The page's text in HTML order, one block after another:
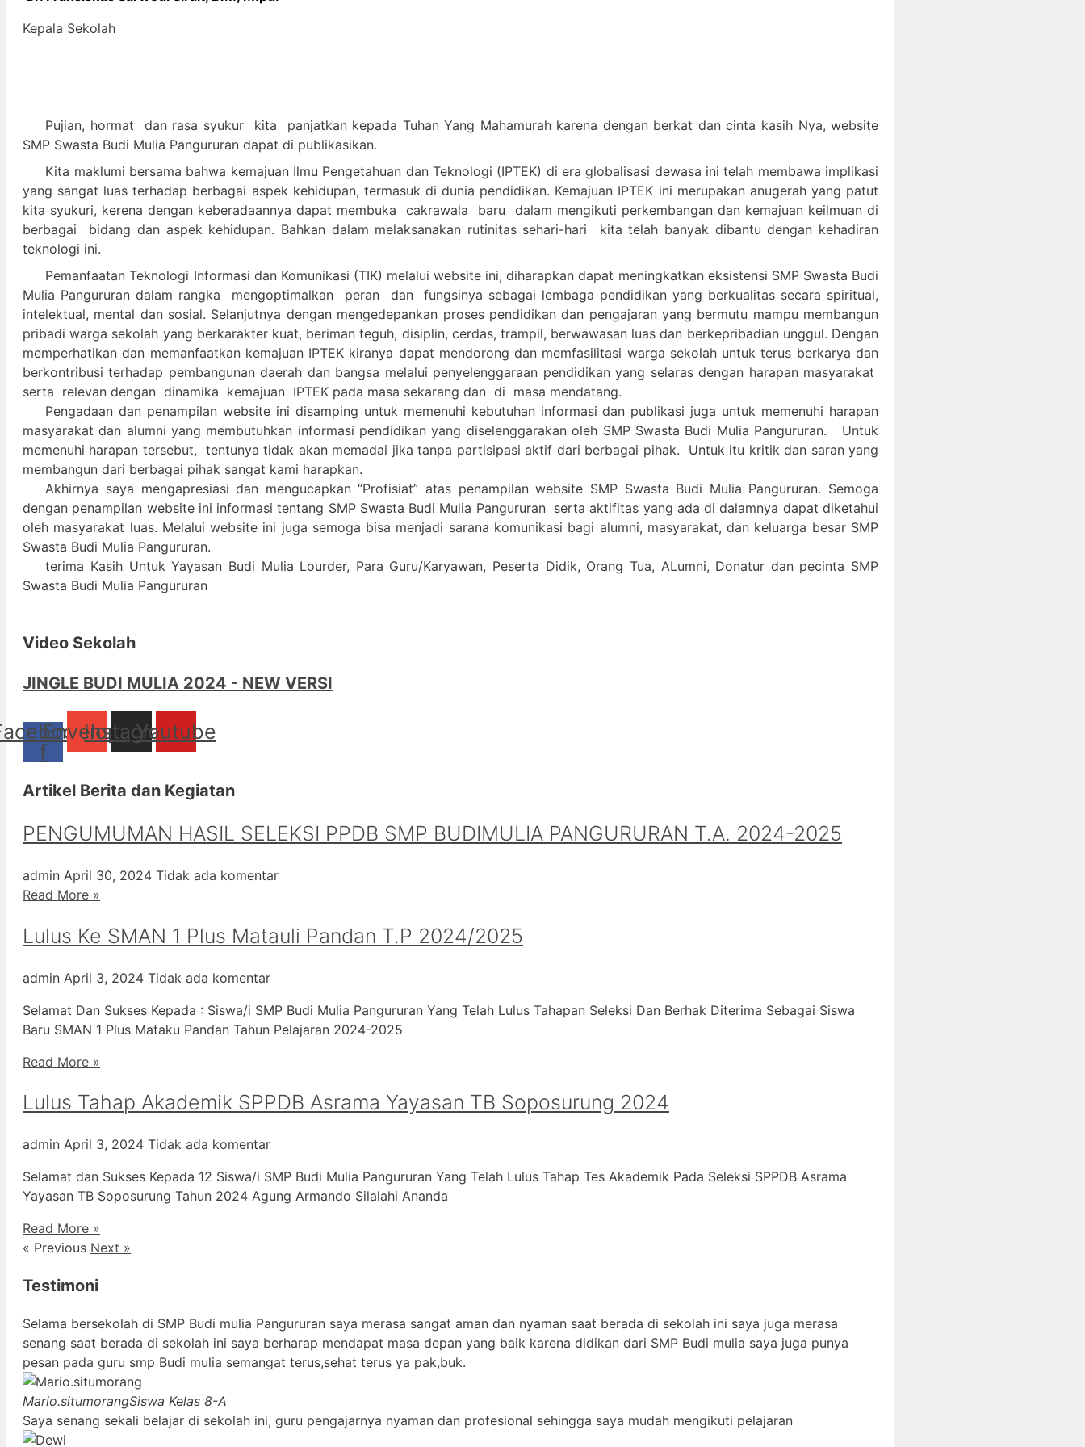
Kepala Sekolah
Pujian, hormat dan rasa syukur kita panjatkan kepada Tuhan Yang Mahamurah karena dengan berkat dan cinta kasih Nya, website
SMP Swasta Budi Mulia Pangururan dapat di publikasikan.
Kita maklumi bersama bahwa kemajuan Ilmu Pengetahuan dan Teknologi (IPTEK) di era globalisasi dewasa ini telah membawa implikasi
yang sangat luas terhadap berbagai aspek kehidupan, termasuk di dunia pendidikan. Kemajuan IPTEK ini merupakan anugerah yang patut
kita syukuri, kerena dengan keberadaannya dapat membuka cakrawala baru dalam mengikuti perkembangan dan kemajuan keilmuan di
berbagai bidang dan aspek kehidupan. Bahkan dalam melaksanakan rutinitas sehari-hari kita telah banyak dibantu dengan kehadiran
teknologi ini.
Pemanfaatan Teknologi Informasi dan Komunikasi (TIK) melalui website ini, diharapkan dapat meningkatkan eksistensi SMP Swasta Budi
Mulia Pangururan dalam rangka mengoptimalkan peran dan fungsinya sebagai lembaga pendidikan yang berkualitas secara spiritual,
intelektual, mental dan sosial. Selanjutnya dengan mengedepankan proses pendidikan dan pengajaran yang bermutu mampu membangun
pribadi warga sekolah yang berkarakter kuat, beriman teguh, disiplin, cerdas, trampil, berwawasan luas dan berkepribadian unggul. Dengan
memperhatikan dan memanfaatkan kemajuan IPTEK kiranya dapat mendorong dan memfasilitasi warga sekolah untuk terus berkarya dan
berkontribusi terhadap pembangunan daerah dan bangsa melalui penyelenggaraan pendidikan yang selaras dengan harapan masyarakat
serta relevan dengan dinamika kemajuan IPTEK pada masa sekarang dan di masa mendatang.
Pengadaan dan penampilan website ini disamping untuk memenuhi kebutuhan informasi dan publikasi juga untuk memenuhi harapan
masyarakat dan alumni yang membutuhkan informasi pendidikan yang diselenggarakan oleh SMP Swasta Budi Mulia Pangururan. Untuk
memenuhi harapan tersebut, tentunya tidak akan memadai jika tanpa partisipasi aktif dari berbagai pihak. Untuk itu kritik dan saran yang
membangun dari berbagai pihak sangat kami harapkan.
Akhirnya saya mengapresiasi dan mengucapkan “Profisiat” atas penampilan website SMP Swasta Budi Mulia Pangururan. Semoga
dengan penampilan website ini informasi tentang SMP Swasta Budi Mulia Pangururan serta aktifitas yang ada di dalamnya dapat diketahui
oleh masyarakat luas. Melalui website ini juga semoga bisa menjadi sarana komunikasi bagi alumni, masyarakat, dan keluarga besar SMP
Swasta Budi Mulia Pangururan.
terima Kasih Untuk Yayasan Budi Mulia Lourder, Para Guru/Karyawan, Peserta Didik, Orang Tua, ALumni, Donatur dan pecinta SMP
Swasta Budi Mulia Pangururan
Video Sekolah
JINGLE BUDI MULIA 2024 - NEW VERSI
f
Envelope
Instagram
Youtube
Artikel Berita dan Kegiatan
PENGUMUMAN HASIL SELEKSI PPDB SMP BUDIMULIA PANGURURAN T.A. 2024-2025
admin April 30, 2024 Tidak ada komentar
Read More »
Lulus Ke SMAN 1 Plus Matauli Pandan T.P 2024/2025
admin April 3, 2024 Tidak ada komentar
Selamat Dan Sukses Kepada : Siswa/i SMP Budi Mulia Pangururan Yang Telah Lulus Tahapan Seleksi Dan Berhak Diterima Sebagai Siswa
Baru SMAN 1 Plus Mataku Pandan Tahun Pelajaran 2024-2025
Read More »
Lulus Tahap Akademik SPPDB Asrama Yayasan TB Soposurung 2024
admin April 3, 2024 Tidak ada komentar
Selamat dan Sukses Kepada 12 Siswa/i SMP Budi Mulia Pangururan Yang Telah Lulus Tahap Tes Akademik Pada Seleksi SPPDB Asrama
Yayasan TB Soposurung Tahun 2024 Agung Armando Silalahi ⁠Ananda
Read More »
« Previous Next »
Testimoni
Selama bersekolah di SMP Budi mulia Pangururan saya merasa sangat aman dan nyaman saat berada di sekolah ini saya juga merasa
senang saat berada di sekolah ini saya berharap mendapat masa depan yang baik karena didikan dari SMP Budi mulia saya juga punya
pesan pada guru smp Budi mulia semangat terus,sehat terus ya pak,buk.
Mario.situmorangSiswa Kelas 8-A
Saya senang sekali belajar di sekolah ini, guru pengajarnya nyaman dan profesional sehingga saya mudah mengikuti pelajaran